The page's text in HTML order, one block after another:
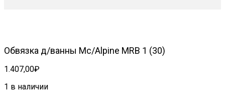
Обвязка д/ванны Mc/Alpine MRB 1 (30)
1.407,00₽
1 в наличии